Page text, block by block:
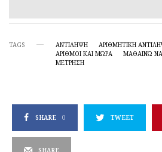
TAGS ΑΝΤΊΛΗΨΗ ΑΡΙΘΜΗΤΙΚΉ
ΑΡΙΘΜΟΊ ΚΑΙ ΜΩΡΆ
ΜΑΘΑΊΝΩ
ΜΈΤΡΗΣΗ
SHARE 0 TWEET
SHARE